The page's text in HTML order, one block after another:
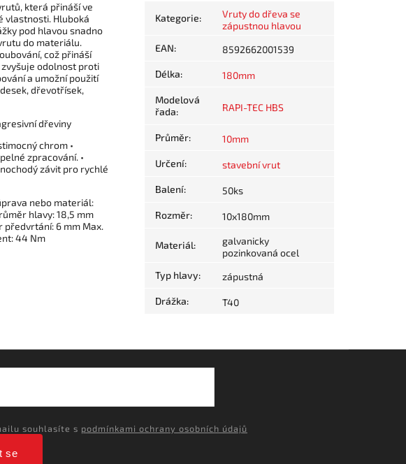
která přináší ve
vlastnosti. Hluboká
pod hlavou snadno
do materiálu.
což přináší
odolnost proti
a umožní použití
dřevotřísek,
dřeviny
chrom •
zpracování. •
závit pro rychlé
nebo materiál:
hlavy: 18,5 mm
předvrtání: 6 mm Max.
44 Nm
Kategorie:
Vruty do dřeva se
zápustnou hlavou
EAN: 8592662001539
Délka: 180mm
Modelová
řada: RAPI-TEC HBS
Průměr: 10mm
Určení: stavební vrut
Balení: 50ks
Rozměr: 10x180mm
Materiál:
galvanicky
pozinkovaná ocel
Typ hlavy: zápustná
Drážka: T40
souhlasíte s podmínkami ochrany osobních údajů
se